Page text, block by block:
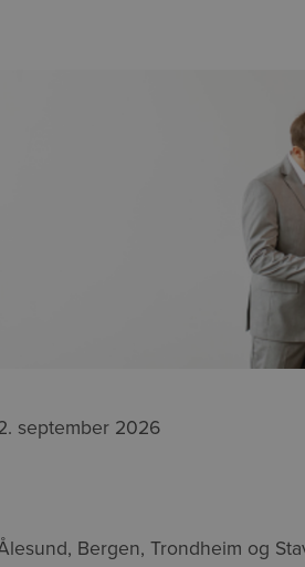
september 2026
Bergen, Trondheim og